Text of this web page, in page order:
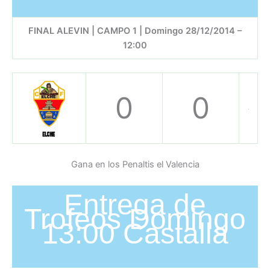
FINAL ALEVIN | CAMPO 1 | Domingo 28/12/2014 –
12:00
0 0
Gana en los Penaltis el Valencia
Entrega de
Trofeos Domingo
13:00 Castalla